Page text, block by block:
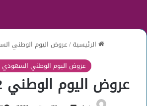
الرئيسية/عروض اليوم الوطني
عروض اليوم الوطني السعودي 2026
عروض اليوم الوطني 2022 اينما